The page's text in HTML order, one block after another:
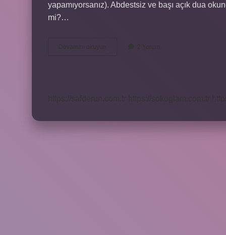
yapamıyorsanız). Abdestsiz ve başı açık dua
mi?…